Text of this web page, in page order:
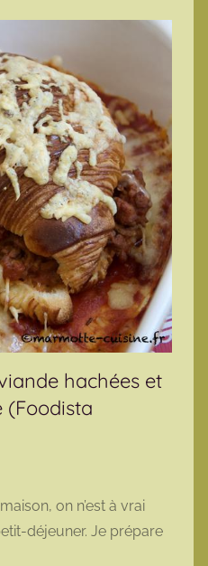
hachées et
(Foodista
on n’est à vrai
déjeuner. Je prépare